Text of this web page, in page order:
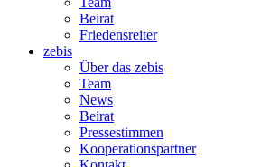
Beirat
Friedensreiter
zebis
Über das zebis
Team
News
Beirat
Pressestimmen
Kooperationspartner